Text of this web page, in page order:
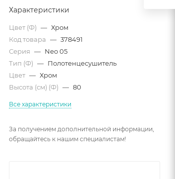
Характеристики
Цвет (Ф) — Хром
Код товара — 378491
Серия — Neo 05
Тип (Ф) — Полотенцесушитель
Цвет — Хром
Высота (см) (Ф) — 80
Все характеристики
За получением дополнительной информации,
обращайтесь к нашим специалистам!